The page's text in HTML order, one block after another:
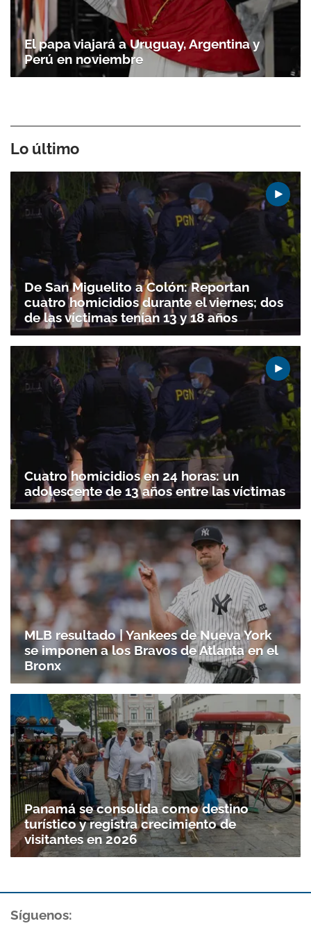
ACEPTAR
El papa viajará a Uruguay, Argentina y
Perú en noviembre
Lo último
De San Miguelito a Colón: Reportan
cuatro homicidios durante el viernes; dos
de las víctimas tenían 13 y 18 años
Cuatro homicidios en 24 horas: un
adolescente de 13 años entre las víctimas
MLB resultado | Yankees de Nueva York
se imponen a los Bravos de Atlanta en el
Bronx
Panamá se consolida como destino
turístico y registra crecimiento de
visitantes en 2026
Síguenos: